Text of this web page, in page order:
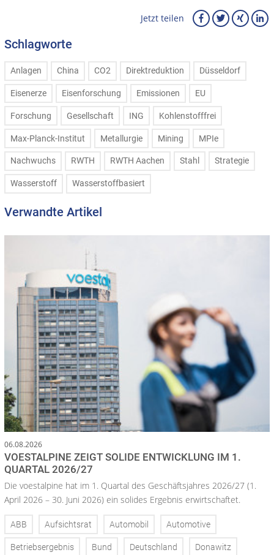
Jetzt teilen
Schlagworte
Anlagen China CO2 Direktreduktion Düsseldorf
Eisenerze Eisenforschung Emissionen EU
Forschung Gesellschaft ING Kohlenstofffrei
Max-Planck-Institut Metallurgie Mining MPIe
Nachwuchs RWTH RWTH Aachen Stahl Strategie
Wasserstoff Wasserstoffbasiert
Verwandte Artikel
06.08.2026
VOESTALPINE ZEIGT SOLIDE ENTWICKLUNG IM 1.
QUARTAL 2026/27
Die voestalpine hat im 1. Quartal des Geschäftsjahres 2026/27 (1.
April 2026 – 30. Juni 2026) ein solides Ergebnis erwirtschaftet.
ABB Aufsichtsrat Automobil Automotive
Betriebsergebnis Bund Deutschland Donawitz